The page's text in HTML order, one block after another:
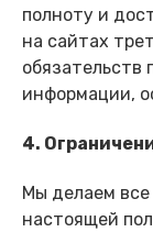
полноту и
на сайтах
обязательств
информации,
4.
Мы делаем
настоящей